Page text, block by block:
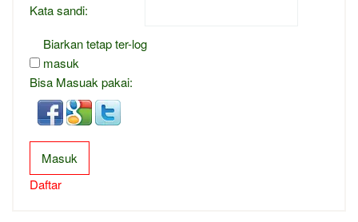
Kata sandi:
Biarkan tetap ter-log
masuk
Bisa Masuak pakai:
Masuk
Daftar